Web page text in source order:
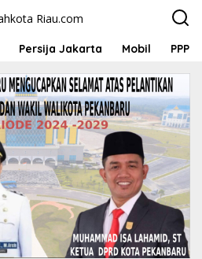
Persija Jakarta Mobil PPP